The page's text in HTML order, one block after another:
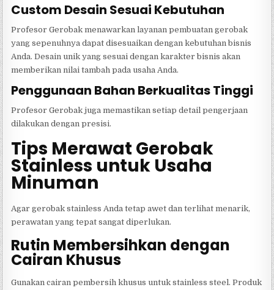
Custom Desain Sesuai Kebutuhan
Profesor Gerobak menawarkan layanan pembuatan gerobak
yang sepenuhnya dapat disesuaikan dengan kebutuhan bisnis
Anda. Desain unik yang sesuai dengan karakter bisnis akan
memberikan nilai tambah pada usaha Anda.
Penggunaan Bahan Berkualitas Tinggi
Profesor Gerobak juga memastikan setiap detail pengerjaan
dilakukan dengan presisi.
Tips Merawat Gerobak
Stainless untuk Usaha
Minuman
Agar gerobak stainless Anda tetap awet dan terlihat menarik,
perawatan yang tepat sangat diperlukan.
Rutin Membersihkan dengan
Cairan Khusus
Gunakan cairan pembersih khusus untuk stainless steel. Produk